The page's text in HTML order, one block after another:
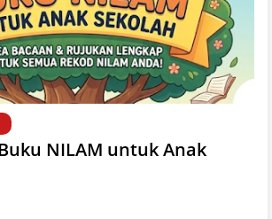
NILAM untuk Anak